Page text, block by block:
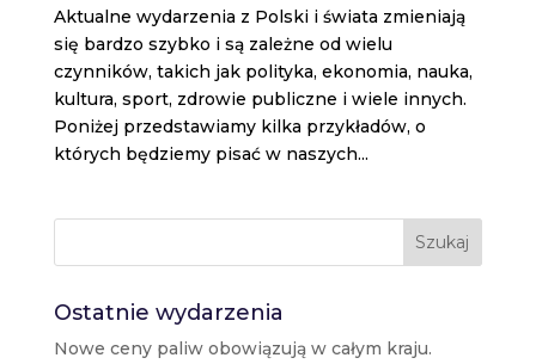
Aktualne wydarzenia z Polski i świata zmieniają
się bardzo szybko i są zależne od wielu
czynników, takich jak polityka, ekonomia, nauka,
kultura, sport, zdrowie publiczne i wiele innych.
Poniżej przedstawiamy kilka przykładów, o
których będziemy pisać w naszych...
Szukaj
Ostatnie wydarzenia
Nowe ceny paliw obowiązują w całym kraju.